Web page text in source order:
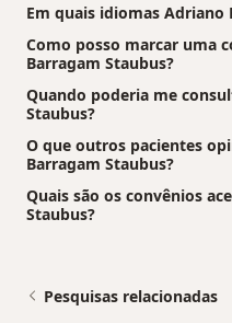
Em quais idiomas Adriano
Como posso marcar uma
Barragam Staubus?
Quando poderia me
Staubus?
O que outros pacientes
Barragam Staubus?
Quais são os convênios
Staubus?
Pesquisas relacionadas